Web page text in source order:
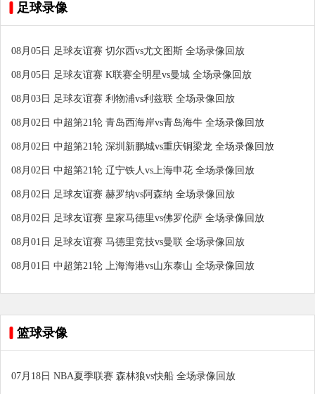
足球录像
08月05日 足球友谊赛 切尔西vs尤文图斯 全场录像回放
08月05日 足球友谊赛 K联赛全明星vs曼城 全场录像回放
08月03日 足球友谊赛 利物浦vs利兹联 全场录像回放
08月02日 中超第21轮 青岛西海岸vs青岛海牛 全场录像回放
08月02日 中超第21轮 深圳新鹏城vs重庆铜梁龙 全场录像回放
08月02日 中超第21轮 辽宁铁人vs上海申花 全场录像回放
08月02日 足球友谊赛 赫罗纳vs阿森纳 全场录像回放
08月02日 足球友谊赛 皇家马德里vs佛罗伦萨 全场录像回放
08月01日 足球友谊赛 马德里竞技vs曼联 全场录像回放
08月01日 中超第21轮 上海海港vs山东泰山 全场录像回放
篮球录像
07月18日 NBA夏季联赛 森林狼vs快船 全场录像回放